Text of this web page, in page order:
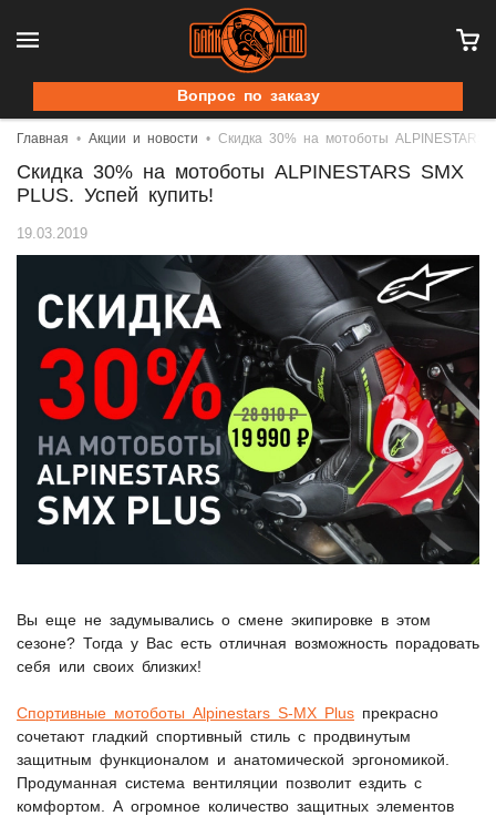
Вопрос по заказу
Главная Акции и новости Скидка 30% на мотоботы ALPINESTARS
Скидка 30% на мотоботы ALPINESTARS SMX
PLUS. Успей купить!
19.03.2019
Вы еще не задумывались о смене экипировке в этом
сезоне? Тогда у Вас есть отличная возможность порадовать
себя или своих близких!
Спортивные мотоботы Alpinestars S-MX Plus прекрасно
сочетают гладкий спортивный стиль с продвинутым
защитным функционалом и анатомической эргономикой.
Продуманная система вентиляции позволит ездить с
комфортом. А огромное количество защитных элементов